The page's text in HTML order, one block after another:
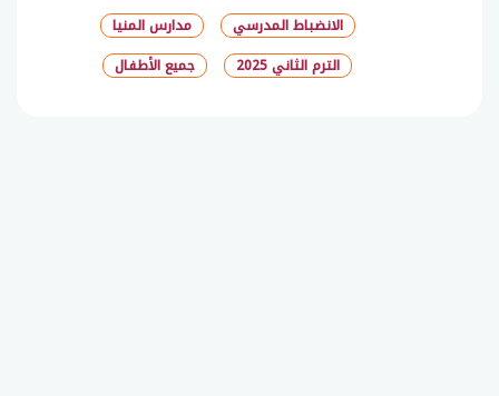
شارك
الانضباط المدرسي
مدارس المنيا
الترم الثاني 2025
جميع الأطفال